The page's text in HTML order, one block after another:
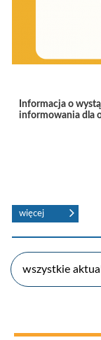
Informacja o
informowania dla
wszystkie